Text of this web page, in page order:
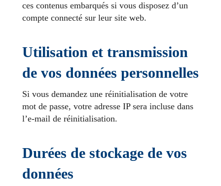
ces contenus embarqués si vous disposez d’un
compte connecté sur leur site web.
Utilisation et transmission
de vos données personnelles
Si vous demandez une réinitialisation de votre
mot de passe, votre adresse IP sera incluse dans
l’e-mail de réinitialisation.
Durées de stockage de vos
données